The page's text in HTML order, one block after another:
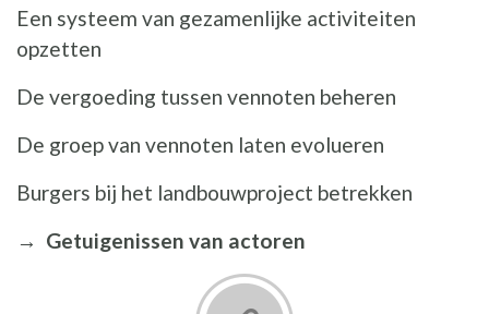
Een systeem van gezamenlijke activiteiten
opzetten
De vergoeding tussen vennoten beheren
De groep van vennoten laten evolueren
Burgers bij het landbouwproject betrekken
→ Getuigenissen van actoren